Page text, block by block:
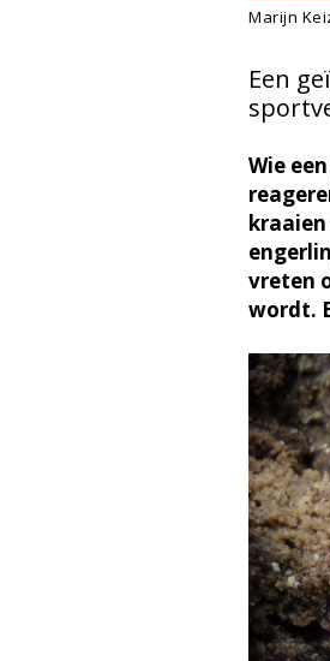
Marijn
Een
Wie
kraaien
vreten
wordt.